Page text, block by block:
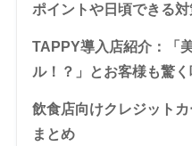
ポイントや日頃できる
TAPPY導入店紹介：「
ル！？」とお客様も驚く
飲食店向けクレジット
まとめ